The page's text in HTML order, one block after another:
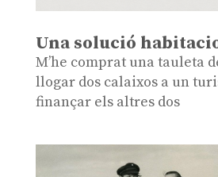
Una solució
M’he comprat una tauleta
llogar dos calaixos a un
finançar els altres dos